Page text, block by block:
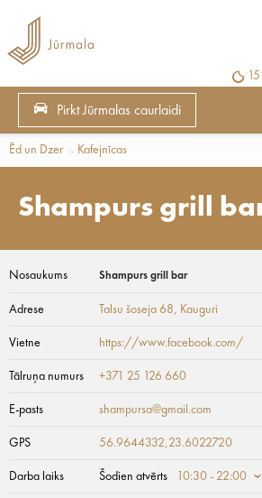
Pirkt Jūrmalas caurlaidi
Ēd un Dzer Kafejnīcas
Shampurs grill
Nosaukums Shampurs grill bar
Adrese Talsu šoseja 68, Kauguri
Vietne https://www.facebook.com/
Tālruņa numurs +371 25 126 660
E-pasts shampursa@gmail.com
GPS 56.9644332,23.6022720
Darba laiks Šodien atvērts 10:30 - 22:00